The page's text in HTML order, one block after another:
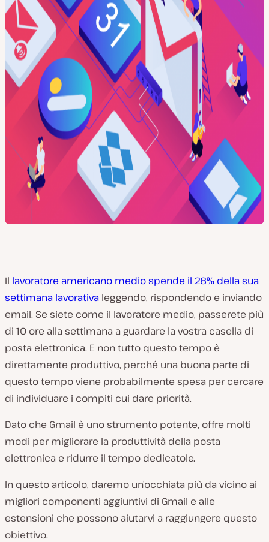
Il lavoratore americano medio spende il 28% della sua
settimana lavorativa leggendo, rispondendo e inviando
email. Se siete come il lavoratore medio, passerete più
di 10 ore alla settimana a guardare la vostra casella di
posta elettronica. E non tutto questo tempo è
direttamente produttivo, perché una buona parte di
questo tempo viene probabilmente spesa per cercare
di individuare i compiti cui dare priorità.
Dato che Gmail è uno strumento potente, offre molti
modi per migliorare la produttività della posta
elettronica e ridurre il tempo dedicatole.
In questo articolo, daremo un’occhiata più da vicino ai
migliori componenti aggiuntivi di Gmail e alle
estensioni che possono aiutarvi a raggiungere questo
obiettivo.